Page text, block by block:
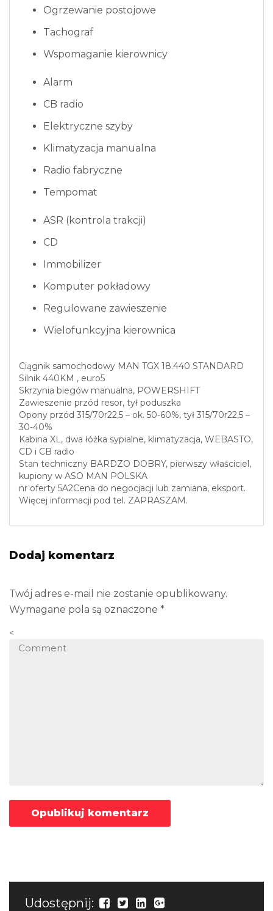
Ogrzewanie postojowe
Tachograf
Wspomaganie kierownicy
Alarm
CB radio
Elektryczne szyby
Klimatyzacja manualna
Radio fabryczne
Tempomat
ASR (kontrola trakcji)
CD
Immobilizer
Komputer pokładowy
Regulowane zawieszenie
Wielofunkcyjna kierownica
Ciągnik samochodowy MAN TGX 18.440 STANDARD
Silnik 440KM , euro5
Skrzynia biegów manualna, POWERSHIFT
Zawieszenie przód resor, tył poduszka
Opony przód 315/70r22,5 – ok. 50-60%, tył 315/70r22,5 –
30-40%
Kabina XL, dwa łóżka sypialne, klimatyzacja, WEBASTO,
CD i CB radio
Stan techniczny BARDZO DOBRY, pierwszy właściciel,
kupiony w ASO MAN POLSKA
nr oferty 5A2Cena do negocjacji lub zamiana, eksport.
Więcej informacji pod tel. ZAPRASZAM.
Dodaj komentarz
Twój adres e-mail nie zostanie opublikowany.
Wymagane pola są oznaczone *
<
Udostępnij: